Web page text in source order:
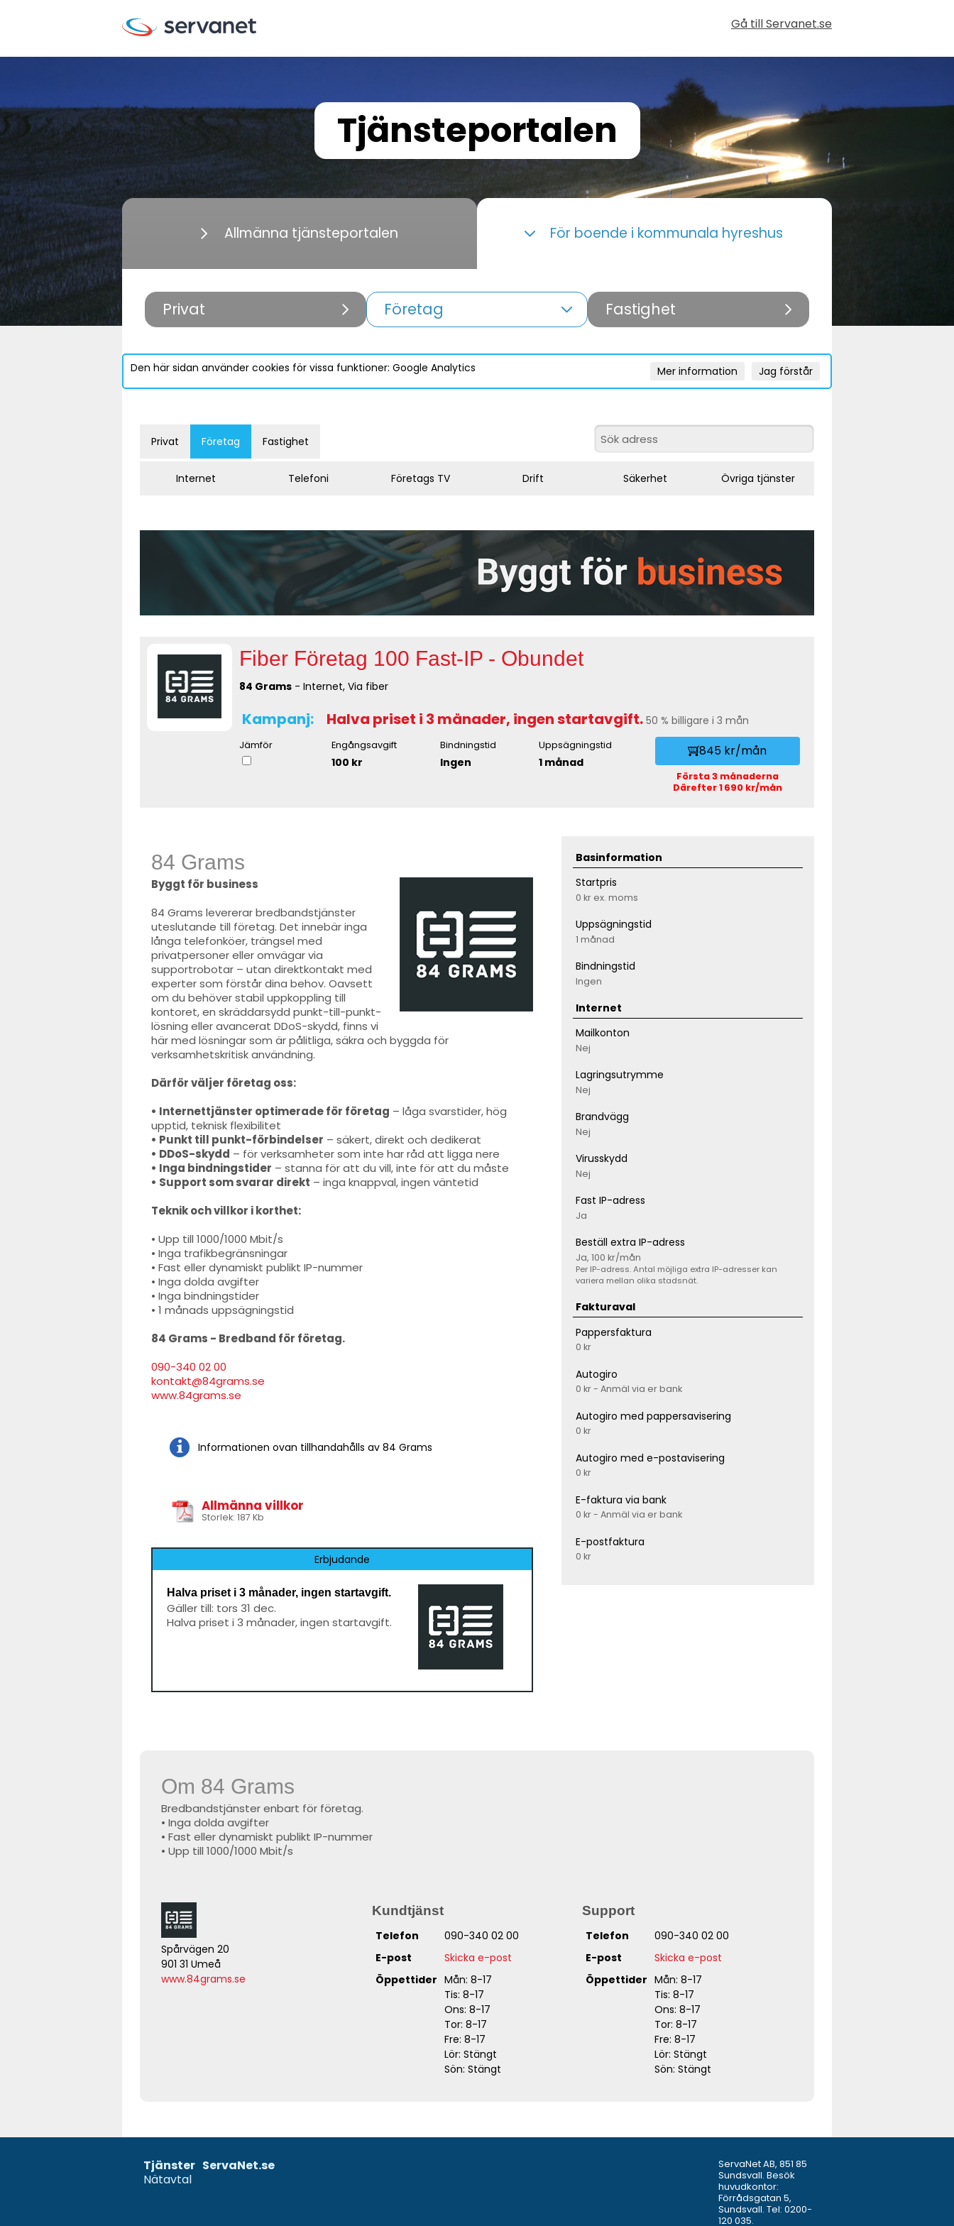
Gå till Servanet.se
Tjänsteportalen
Allmänna tjänsteportalen För boende i kommunala hyreshus
Privat Företag Fastighet
Den här sidan använder cookies för vissa funktioner: Google Analytics Jag förstår
Mer information
Privat Företag Fastighet
Internet Telefoni Företags TV Drift Säkerhet Övriga tjänster
Fiber Företag 100 Fast-IP - Obundet
84 Grams - Internet, Via fiber
Kampanj: Halva priset i 3 månader, ingen startavgift. 50 % billigare i 3 mån
Jämför Engångsavgift
100 kr
Bindningstid
Ingen
Uppsägningstid
1 månad
845 kr/mån
Första 3 månaderna
Därefter 1 690 kr/mån
84 Grams
Byggt för business
84 Grams levererar bredbandstjänster
uteslutande till företag. Det innebär inga
långa telefonköer, trängsel med
privatpersoner eller omvägar via
supportrobotar – utan direktkontakt med
experter som förstår dina behov. Oavsett
om du behöver stabil uppkoppling till
kontoret, en skräddarsydd punkt-till-punkt-
lösning eller avancerat DDoS-skydd, finns vi
här med lösningar som är pålitliga, säkra och byggda för
verksamhetskritisk användning.
Därför väljer företag oss:
• Internettjänster optimerade för företag – låga svarstider, hög
upptid, teknisk flexibilitet
• Punkt till punkt-förbindelser – säkert, direkt och dedikerat
• DDoS-skydd – för verksamheter som inte har råd att ligga nere
• Inga bindningstider – stanna för att du vill, inte för att du måste
• Support som svarar direkt – inga knappval, ingen väntetid
Teknik och villkor i korthet:
• Upp till 1000/1000 Mbit/s
• Inga trafikbegränsningar
• Fast eller dynamiskt publikt IP-nummer
• Inga dolda avgifter
• Inga bindningstider
• 1 månads uppsägningstid
84 Grams - Bredband för företag.
090-340 02 00
kontakt@84grams.se
www.84grams.se
Informationen ovan tillhandahålls av 84 Grams
Allmänna villkor
Storlek: 187 Kb
Erbjudande
Halva priset i 3 månader, ingen startavgift.
Gäller till: tors 31 dec.
Halva priset i 3 månader, ingen startavgift.
Basinformation
Startpris
0 kr ex. moms
Uppsägningstid
1 månad
Bindningstid
Ingen
Internet
Mailkonton
Nej
Lagringsutrymme
Nej
Brandvägg
Nej
Virusskydd
Nej
Fast IP-adress
Ja
Beställ extra IP-adress
Ja, 100 kr/mån
Per IP-adress. Antal möjliga extra IP-adresser kan
variera mellan olika stadsnät.
Fakturaval
Pappersfaktura
0 kr
Autogiro
0 kr - Anmäl via er bank
Autogiro med pappersavisering
0 kr
Autogiro med e-postavisering
0 kr
E-faktura via bank
0 kr - Anmäl via er bank
E-postfaktura
0 kr
Om 84 Grams
Bredbandstjänster enbart för företag.
• Inga dolda avgifter
• Fast eller dynamiskt publikt IP-nummer
• Upp till 1000/1000 Mbit/s
Spårvägen 20
901 31 Umeå
www.84grams.se
Kundtjänst
Telefon
090-340 02 00
E-post
Skicka e-post
Öppettider Mån: 8-17
Tis: 8-17
Ons: 8-17
Tor: 8-17
Fre: 8-17
Lör: Stängt
Sön: Stängt
Support
Telefon
090-340 02 00
E-post
Skicka e-post
Öppettider Mån: 8-17
Tis: 8-17
Ons: 8-17
Tor: 8-17
Fre: 8-17
Lör: Stängt
Sön: Stängt
Tjänster
Nätavtal
ServaNet.se
ServaNet AB, 851 85
Sundsvall. Besök
huvudkontor:
Förrådsgatan 5,
Sundsvall. Tel: 0200-
120 035.